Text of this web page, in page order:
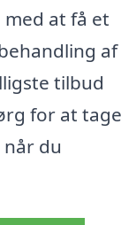
at få et
af
tilbud
for at tage
du